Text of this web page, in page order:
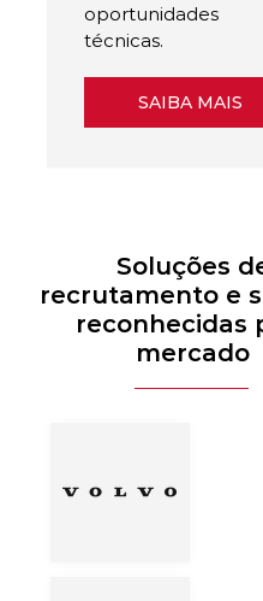
oportunidades
técnicas.
SAIBA MAIS
Soluções
recrutamento e
reconhecidas
mercado